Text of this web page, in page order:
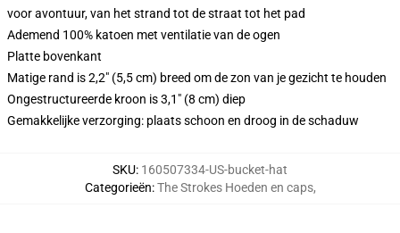
voor avontuur, van het strand tot de straat tot het pad
Ademend 100% katoen met ventilatie van de ogen
Platte bovenkant
Matige rand is 2,2" (5,5 cm) breed om de zon van je gezicht te houden
Ongestructureerde kroon is 3,1" (8 cm) diep
Gemakkelijke verzorging: plaats schoon en droog in de schaduw
SKU: 160507334-US-bucket-hat
Categorieën:The Strokes Hoeden en caps,